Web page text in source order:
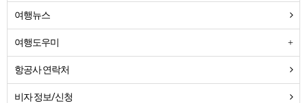
여행뉴스
여행도우미
항공사 연락처
비자 정보/신청